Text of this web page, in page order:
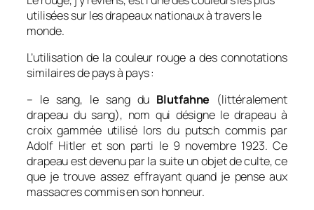
utilisées sur les drapeaux nationaux à travers le
monde.
L’utilisation de la couleur rouge a des connotations
similaires de pays à pays :
– le sang, le sang du Blutfahne (littéralement
drapeau du sang), nom qui désigne le drapeau à
croix gammée utilisé lors du putsch commis par
Adolf Hitler et son parti le 9 novembre 1923. Ce
drapeau est devenu par la suite un objet de culte, ce
que je trouve assez effrayant quand je pense aux
massacres commis en son honneur.